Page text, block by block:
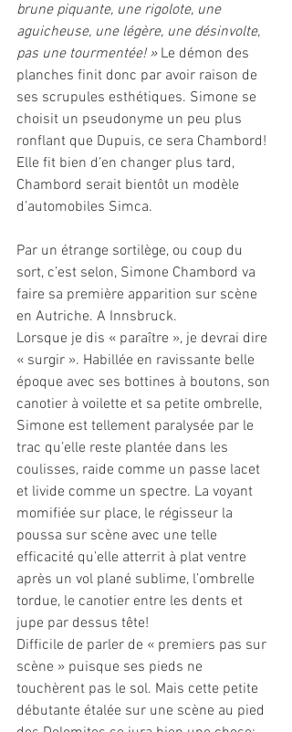
brune piquante, une rigolote, une
aguicheuse, une légère, une désinvolte,
pas une tourmentée! » Le démon des
planches finit donc par avoir raison de
ses scrupules esthétiques. Simone se
choisit un pseudonyme un peu plus
ronflant que Dupuis, ce sera Chambord!
Elle fit bien d’en changer plus tard,
Chambord serait bientôt un modèle
d’automobiles Simca.
Par un étrange sortilège, ou coup du
sort, c’est selon, Simone Chambord va
faire sa première apparition sur scène
en Autriche. A Innsbruck.
Lorsque je dis « paraître », je devrai dire
« surgir ». Habillée en ravissante belle
époque avec ses bottines à boutons, son
canotier à voilette et sa petite ombrelle,
Simone est tellement paralysée par le
trac qu’elle reste plantée dans les
coulisses, raide comme un passe lacet
et livide comme un spectre. La voyant
momifiée sur place, le régisseur la
poussa sur scène avec une telle
efficacité qu’elle atterrit à plat ventre
après un vol plané sublime, l’ombrelle
tordue, le canotier entre les dents et
jupe par dessus tête!
Difficile de parler de « premiers pas sur
scène » puisque ses pieds ne
touchèrent pas le sol. Mais cette petite
débutante étalée sur une scène au pied